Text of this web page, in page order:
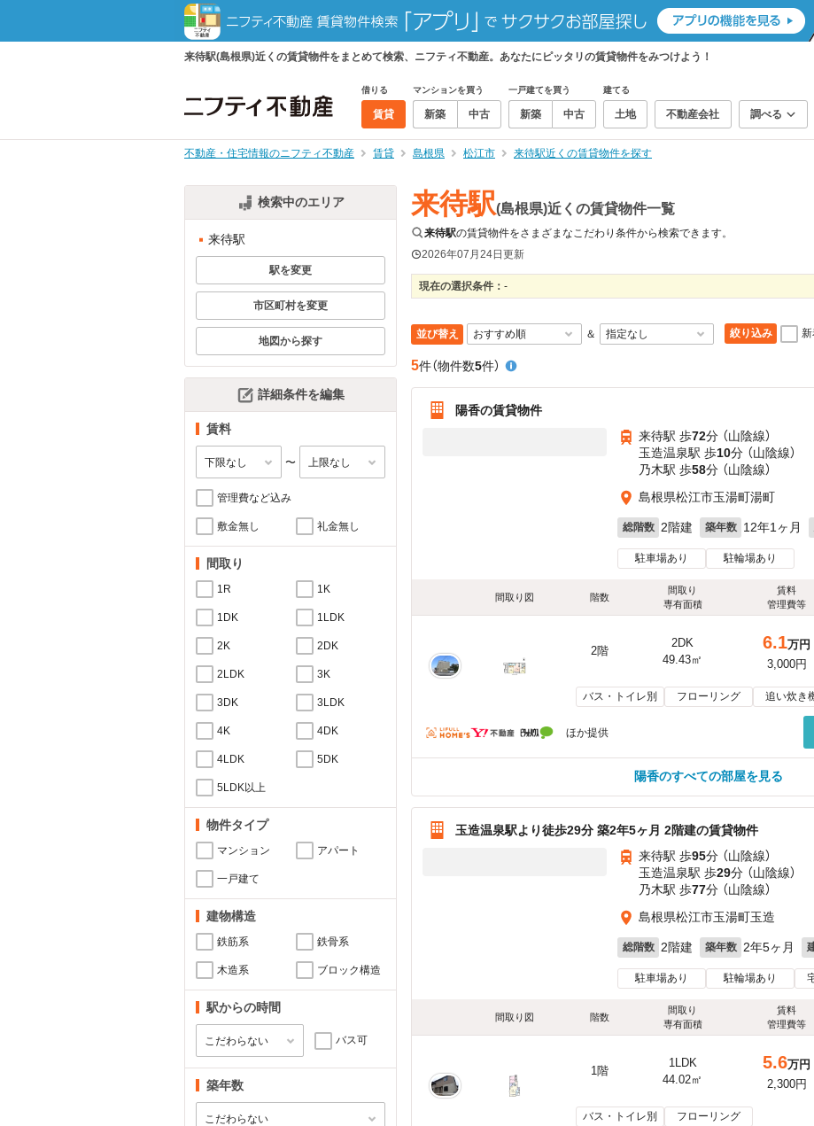
来待駅(島根県)近くの賃貸物件をまとめて検索、ニフティ不動産。あなたにピッタリの賃貸物件をみつけよう！
借りる
賃貸
マンションを買う
新築 中古
一戸建てを買う
新築 中古
建てる
土地 不動産会社 調べる
不動産・住宅情報のニフティ不動産 賃貸 島根県 松江市 来待駅近くの賃貸物件を探す
検索中のエリア
来待駅
駅を変更
市区町村を変更
地図から探す
詳細条件を編集
賃料
〜
管理費など込み
敷金無し 礼金無し
間取り
1R 1K
1DK 1LDK
2K 2DK
2LDK 3K
3DK 3LDK
4K 4DK
4LDK 5DK
5LDK以上
物件タイプ
マンション アパート
一戸建て
建物構造
鉄筋系 鉄骨系
木造系 ブロック構造
駅からの時間
バス可
築年数
来待駅(島根県)近くの賃貸物件一覧
来待駅の賃貸物件をさまざまなこだわり条件から検索できます。
2026年07月24日更新
現在の選択条件： -
並び替え ＆ 絞り込み
5件（物件数5件）
陽香の賃貸物件
来待駅 歩72分 （山陰線）
玉造温泉駅 歩10分 （山陰線）
乃木駅 歩58分 （山陰線）
島根県松江市玉湯町湯町
総階数 2階建 築年数 12年1ヶ月
駐車場あり 駐輪場あり
間取り図 階数
間取り
専有面積
賃料
管理費等
2階
2DK
49.43㎡
6.1万円
3,000円
バス・トイレ別 フローリング 追い炊き
ほか提供
陽香のすべての部屋を見る
玉造温泉駅より徒歩29分 築2年5ヶ月 2階建の賃貸物件
来待駅 歩95分 （山陰線）
玉造温泉駅 歩29分 （山陰線）
乃木駅 歩77分 （山陰線）
島根県松江市玉湯町玉造
総階数 2階建 築年数 2年5ヶ月
駐車場あり 駐輪場あり
間取り図 階数
間取り
専有面積
賃料
管理費等
1階
1LDK
44.02㎡
5.6万円
2,300円
バス・トイレ別 フローリング